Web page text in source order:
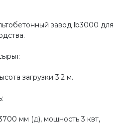
завод lb3000 для
загрузки 3.2 м.
мм (д), мощность 3 квт,